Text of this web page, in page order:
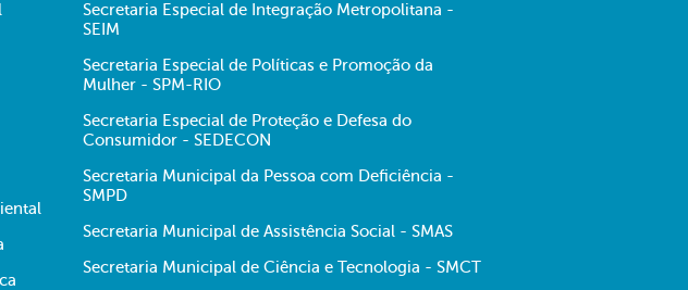
Secretaria Especial de Integração Metropolitana -
SEIM
Secretaria Especial de Políticas e Promoção da
Mulher - SPM-RIO
Secretaria Especial de Proteção e Defesa do
Consumidor - SEDECON
Secretaria Municipal da Pessoa com Deficiência -
SMPD
Secretaria Municipal de Assistência Social - SMAS
Secretaria Municipal de Ciência e Tecnologia - SMCT